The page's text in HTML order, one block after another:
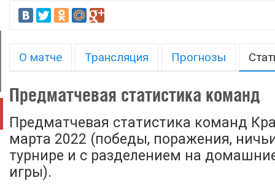
О матче Трансляция Прогнозы
Предматчевая статистика команд
Предматчевая статистика команд
марта 2022 (победы, поражения,
турнире и с разделением на
игры).